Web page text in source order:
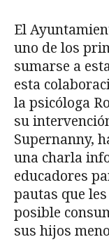
El
uno de los
sumarse a
esta
la psicóloga
su
Supernanny,
una charla
educadores
pautas que
posible
sus hijos